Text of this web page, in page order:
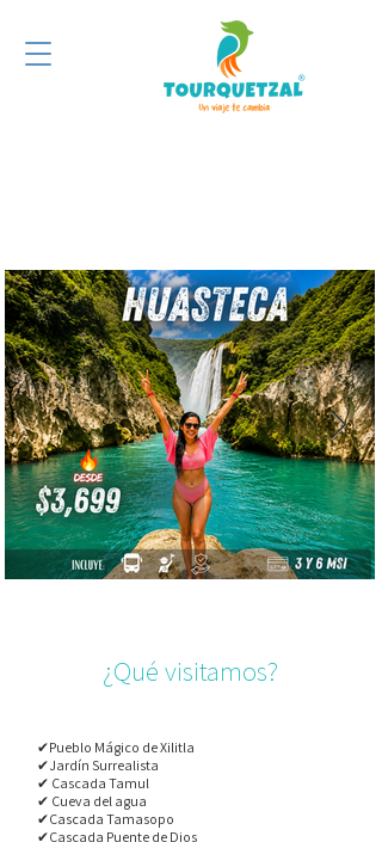
¿Qué visitamos?
✔Pueblo Mágico de Xilitla
✔Jardín Surrealista
✔ Cascada Tamul
✔ Cueva del agua
✔Cascada Tamasopo
✔Cascada Puente de Dios